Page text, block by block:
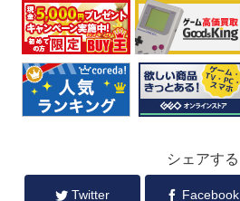
シェアする
Twitter Facebook